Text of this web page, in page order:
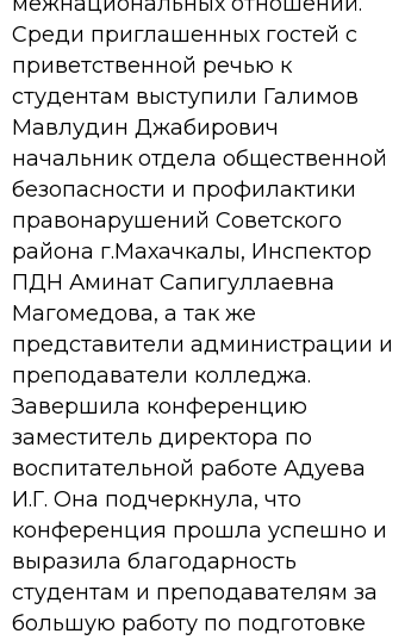
Среди приглашенных гостей с
приветственной речью к
студентам выступили Галимов
Мавлудин Джабирович
начальник отдела общественной
безопасности и профилактики
правонарушений Советского
района г.Махачкалы, Инспектор
ПДН Аминат Сапигуллаевна
Магомедова, а так же
представители администрации и
преподаватели колледжа.
Завершила конференцию
заместитель директора по
воспитательной работе Адуева
И.Г. Она подчеркнула, что
конференция прошла успешно и
выразила благодарность
студентам и преподавателям за
большую работу по подготовке